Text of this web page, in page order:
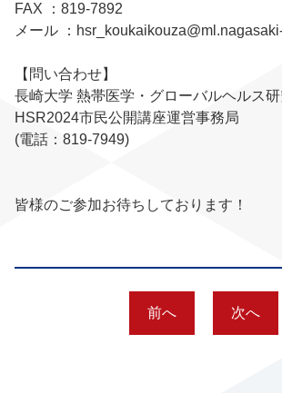
FAX ：819-7892
メール ：
【問い合わせ】
長崎大学 熱帯医学・グローバルヘルス
HSR2024市民公開講座運営事務局
(電話：819-7949)
皆様のご参加お待ちしております！
前へ 次へ